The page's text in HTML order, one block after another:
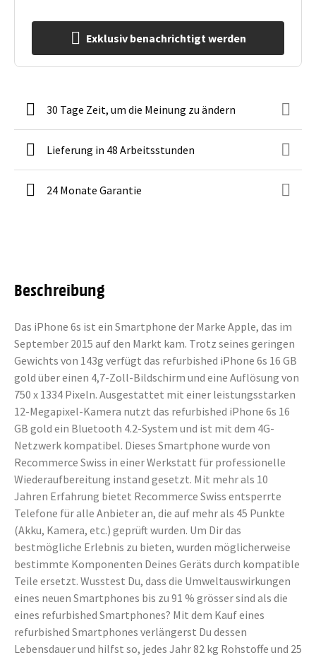
Exklusiv benachrichtigt werden
30 Tage Zeit, um die Meinung zu ändern
Lieferung in 48 Arbeitsstunden
24 Monate Garantie
Beschreibung
Das iPhone 6s ist ein Smartphone der Marke Apple, das im
September 2015 auf den Markt kam. Trotz seines geringen
Gewichts von 143g verfügt das refurbished iPhone 6s 16 GB
gold über einen 4,7-Zoll-Bildschirm und eine Auflösung von
750 x 1334 Pixeln. Ausgestattet mit einer leistungsstarken
12-Megapixel-Kamera nutzt das refurbished iPhone 6s 16
GB gold ein Bluetooth 4.2-System und ist mit dem 4G-
Netzwerk kompatibel. Dieses Smartphone wurde von
Recommerce Swiss in einer Werkstatt für professionelle
Wiederaufbereitung instand gesetzt. Mit mehr als 10
Jahren Erfahrung bietet Recommerce Swiss entsperrte
Telefone für alle Anbieter an, die auf mehr als 45 Punkte
(Akku, Kamera, etc.) geprüft wurden. Um Dir das
bestmögliche Erlebnis zu bieten, wurden möglicherweise
bestimmte Komponenten Deines Geräts durch kompatible
Teile ersetzt. Wusstest Du, dass die Umweltauswirkungen
eines neuen Smartphones bis zu 91 % grösser sind als die
eines refurbished Smartphones? Mit dem Kauf eines
refurbished Smartphones verlängerst Du dessen
Lebensdauer und hilfst so, jedes Jahr 82 kg Rohstoffe und 25